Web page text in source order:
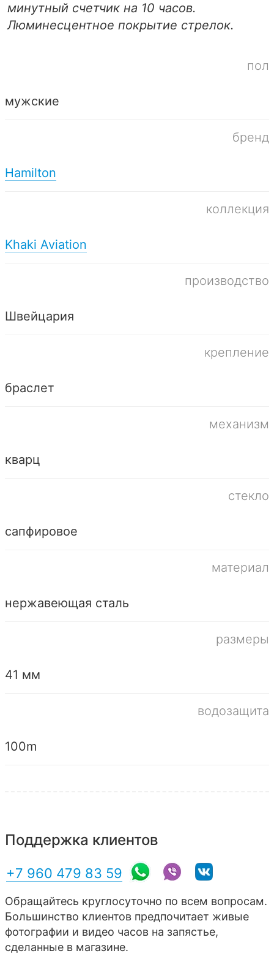
минутный счетчик на 10 часов.
Люминесцентное покрытие стрелок.
пол
мужские
бренд
Hamilton
коллекция
Khaki Aviation
производство
Швейцария
крепление
браслет
механизм
кварц
стекло
сапфировое
материал
нержавеющая сталь
размеры
41 мм
водозащита
100m
Поддержка клиентов
+7 960 479 83 59
Обращайтесь круглосуточно по всем вопросам.
Большинство клиентов предпочитает живые
фотографии и видео часов на запястье,
сделанные в магазине.